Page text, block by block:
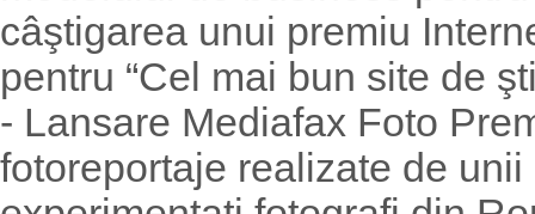
câştigarea unui premiu
pentru “Cel mai bun site de
- Lansare Mediafax Foto
fotoreportaje realizate de